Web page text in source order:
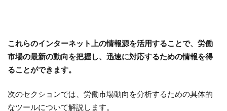
これらのインターネット上の情報源を活用することで、労働
市場の最新の動向を把握し、迅速に対応するための情報を得
ることができます。
次のセクションでは、労働市場動向を分析するための具体的
なツールについて解説します。